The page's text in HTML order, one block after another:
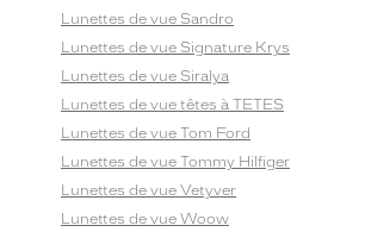
Lunettes de vue Sandro
Lunettes de vue Signature Krys
Lunettes de vue Siralya
Lunettes de vue têtes à TETES
Lunettes de vue Tom Ford
Lunettes de vue Tommy Hilfiger
Lunettes de vue Vetyver
Lunettes de vue Woow